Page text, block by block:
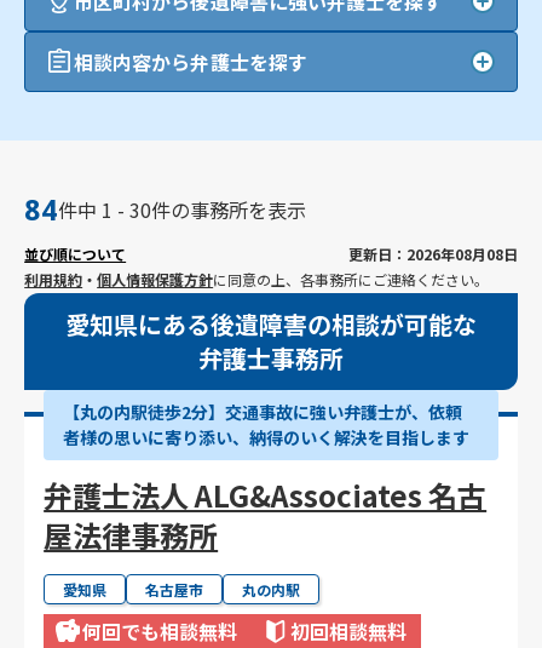
相談内容から弁護士を探す
84件中 1 - 30件の事務所を表示
並び順について
更新日：2026年08月08日
利用規約 ・個人情報保護方針に同意の上、各事務所にご連絡ください。
愛知県にある後遺障害の相談が可能な
弁護士事務所
【丸の内駅徒歩2分】交通事故に強い弁護士が、依頼
者様の思いに寄り添い、納得のいく解決を目指します
弁護士法人 ALG&Associates 名古
屋法律事務所
愛知県 名古屋市 丸の内駅
何回でも相談無料 初回相談無料